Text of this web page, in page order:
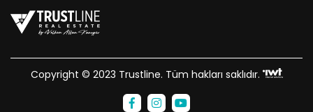
Copyright © 2023 Trustline. Tüm hakları saklıdır.